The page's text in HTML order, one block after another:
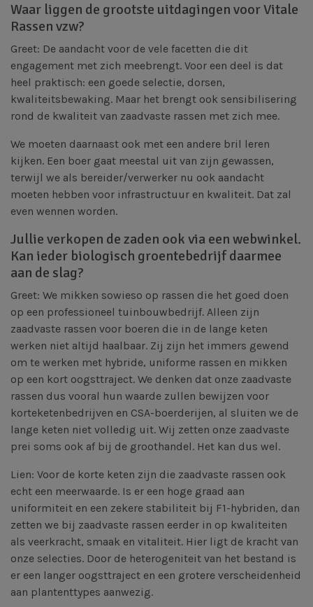
Waar liggen de grootste uitdagingen voor Vitale
Rassen vzw?
Greet: De aandacht voor de vele facetten die dit
engagement met zich meebrengt. Voor een deel is dat
heel praktisch: een goede selectie, dorsen,
kwaliteitsbewaking. Maar het brengt ook sensibilisering
rond de kwaliteit van zaadvaste rassen met zich mee.
We moeten daarnaast ook met een andere bril leren
kijken. Een boer gaat meestal uit van zijn gewassen,
terwijl we als bereider/verwerker nu ook aandacht
moeten hebben voor infrastructuur en kwaliteit. Dat zal
even wennen worden.
Jullie verkopen de zaden ook via een webwinkel.
Kan ieder biologisch groentebedrijf daarmee
aan de slag?
Greet: We mikken sowieso op rassen die het goed doen
op een professioneel tuinbouwbedrijf. Alleen zijn
zaadvaste rassen voor boeren die in de lange keten
werken niet altijd haalbaar. Zij zijn het immers gewend
om te werken met hybride, uniforme rassen en mikken
op een kort oogsttraject. We denken dat onze zaadvaste
rassen dus vooral hun waarde zullen bewijzen voor
korteketenbedrijven en CSA-boerderijen, al sluiten we de
lange keten niet volledig uit. Wij zetten onze zaadvaste
prei soms ook af bij de groothandel. Het kan dus wel.
Lien: Voor de korte keten zijn die zaadvaste rassen ook
echt een meerwaarde. Is er een hoge graad aan
uniformiteit en een zekere stabiliteit bij F1-hybriden, dan
zetten we bij zaadvaste rassen eerder in op kwaliteiten
als veerkracht, smaak en vitaliteit. Hier ligt de kracht van
onze selecties. Door de heterogeniteit van het bestand is
er een langer oogsttraject en een grotere verscheidenheid
aan plantenttypes aanwezig.